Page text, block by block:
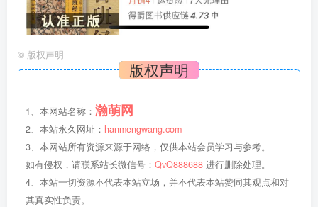
© 版权声明
版权声明
1、本网站名称： 瀚萌网
2、本站永久网址： hanmengwang.com
3、本网站所有资源来源于网络，仅供本站会员学习与参考。
如有侵权，请联系站长微信号： QvQ888688 进行删除处理。
4、本站一切资源不代表本站立场，并不代表本站赞同其观点和对
其真实性负责。